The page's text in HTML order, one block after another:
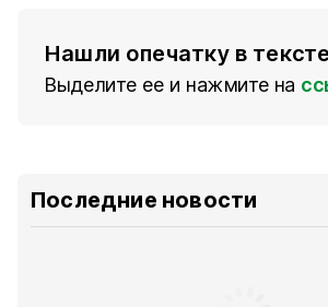
Нашли опечатку в
Выделите ее и нажмите на
Последние новости